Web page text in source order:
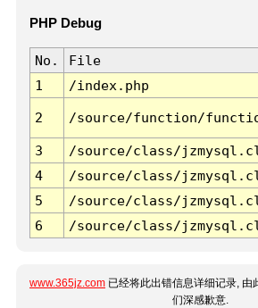
PHP Debug
No. File
1
/index.php
2 /source/function/
3 /source/class/
4
/source/class/
5
/source/class/
6
/source/class/
www.365jz.com 已经将此出错信息详细记录, 由
们深感歉意.